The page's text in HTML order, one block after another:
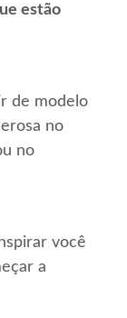
estão
de modelo
no
no
você
a